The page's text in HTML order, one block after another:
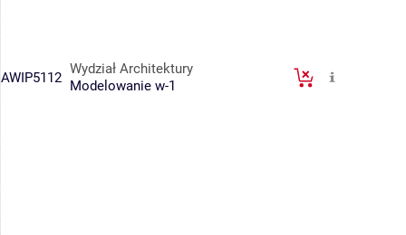
AWIP5112
Wydział Architektury
Modelowanie w-1